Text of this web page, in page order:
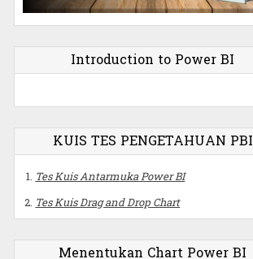
Introduction to Power BI
KUIS TES PENGETAHUAN PBI
Tes Kuis Antarmuka Power BI
Tes Kuis Drag and Drop Chart
Menentukan Chart Power BI